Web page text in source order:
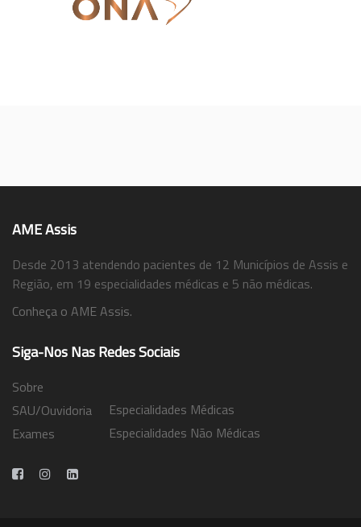
AME Assis
Desde 2013 atendendo pacientes de 12 Municípios de Assis e
Região, em 19 especialidades médicas e 5 não médicas.
Conheça o AME Assis.
Siga-Nos Nas Redes Sociais
Sobre
SAU/Ouvidoria
Exames
Especialidades Médicas
Especialidades Não Médicas